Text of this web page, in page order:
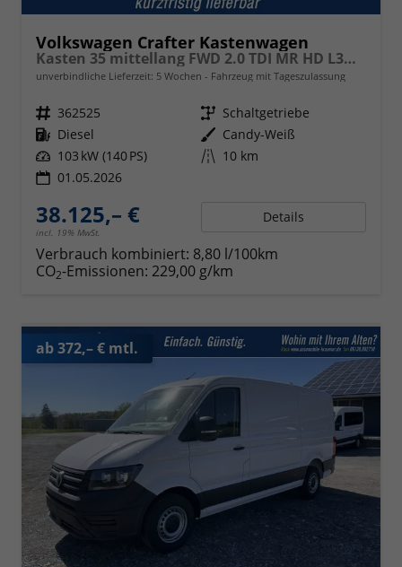
Volkswagen Crafter Kastenwagen
Kasten 35 mittellang FWD 2.0 TDI MR HD L3H3 ErgoActive
unverbindliche Lieferzeit: 5 Wochen Fahrzeug mit Tageszulassung
Fahrzeugnr. 362525 Getriebe Schaltgetriebe
Kraftstoff Diesel Außenfarbe Candy-Weiß
Leistung 103 kW (140 PS) Kilometerstand 10 km
01.05.2026
38.125,– €
incl. 19% MwSt.
Details
Verbrauch kombiniert: 8,80 l/100km
CO2-Emissionen: 229,00 g/km
ab 372,– € mtl.